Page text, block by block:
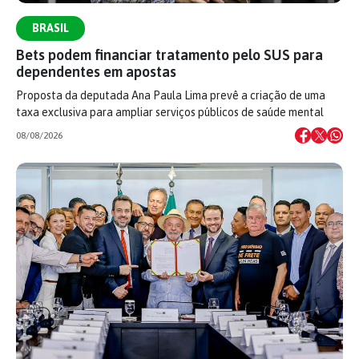
BRASIL
Bets podem financiar tratamento pelo SUS para
dependentes em apostas
Proposta da deputada Ana Paula Lima prevê a criação de uma
taxa exclusiva para ampliar serviços públicos de saúde mental
08/08/2026